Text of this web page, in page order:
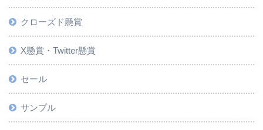
クローズド懸賞
X懸賞・Twitter懸賞
セール
サンプル